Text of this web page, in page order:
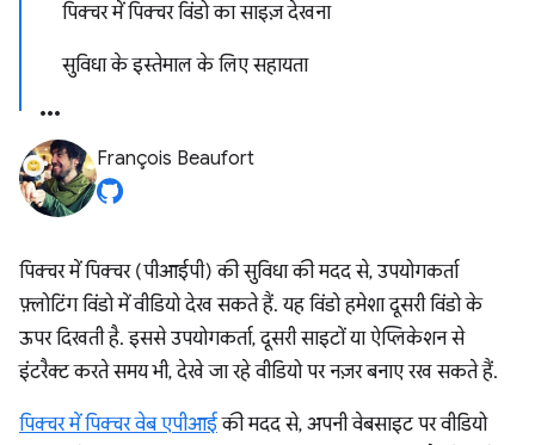
पिक्चर में पिक्चर विंडो का साइज़ देखना
सुविधा के इस्तेमाल के लिए सहायता
François Beaufort
पिक्चर में पिक्चर (पीआईपी) की सुविधा की मदद से, उपयोगकर्ता
फ़्लोटिंग विंडो में वीडियो देख सकते हैं. यह विंडो हमेशा दूसरी विंडो के
ऊपर दिखती है. इससे उपयोगकर्ता, दूसरी साइटों या ऐप्लिकेशन से
इंटरैक्ट करते समय भी, देखे जा रहे वीडियो पर नज़र बनाए रख सकते हैं.
पिक्चर में पिक्चर वेब एपीआईकी मदद से, अपनी वेबसाइट पर वीडियो